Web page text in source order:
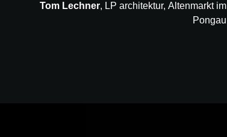
Tom Lechner, LP architektur, Altenmarkt im
Pongau